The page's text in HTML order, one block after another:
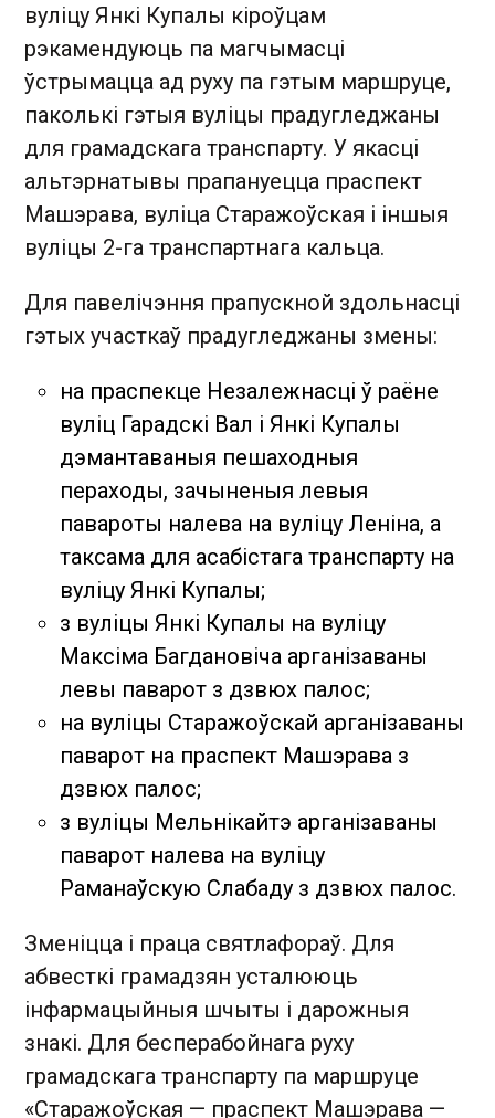
вуліцу Янкі Купалы кіроўцам
рэкамендуюць па магчымасці
ўстрымацца ад руху па гэтым маршруце,
паколькі гэтыя вуліцы прадугледжаны
для грамадскага транспарту. У якасці
альтэрнатывы прапануецца праспект
Машэрава, вуліца Старажоўская і іншыя
вуліцы 2-га транспартнага кальца.
Для павелічэння прапускной здольнасці
гэтых участкаў прадугледжаны змены:
на праспекце Незалежнасці ў раёне
вуліц Гарадскі Вал і Янкі Купалы
дэмантаваныя пешаходныя
пераходы, зачыненыя левыя
павароты налева на вуліцу Леніна, а
таксама для асабістага транспарту на
вуліцу Янкі Купалы;
з вуліцы Янкі Купалы на вуліцу
Максіма Багдановіча арганізаваны
левы паварот з дзвюх палос;
на вуліцы Старажоўскай арганізаваны
паварот на праспект Машэрава з
дзвюх палос;
з вуліцы Мельнікайтэ арганізаваны
паварот налева на вуліцу
Раманаўскую Слабаду з дзвюх палос.
Зменіцца і праца святлафораў. Для
абвесткі грамадзян усталююць
інфармацыйныя шчыты і дарожныя
знакі. Для бесперабойнага руху
грамадскага транспарту па маршруце
«Старажоўская — праспект Машэрава —